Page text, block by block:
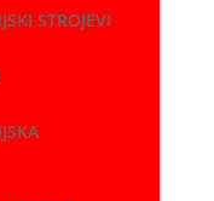
STROJEVI